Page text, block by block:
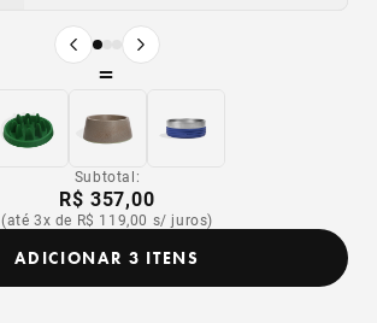
Produto anterior
Próximo produto
=
Subtotal:
R$ 357,00
(até 3x de R$ 119,00 s/ juros)
ADICIONAR 3 ITENS